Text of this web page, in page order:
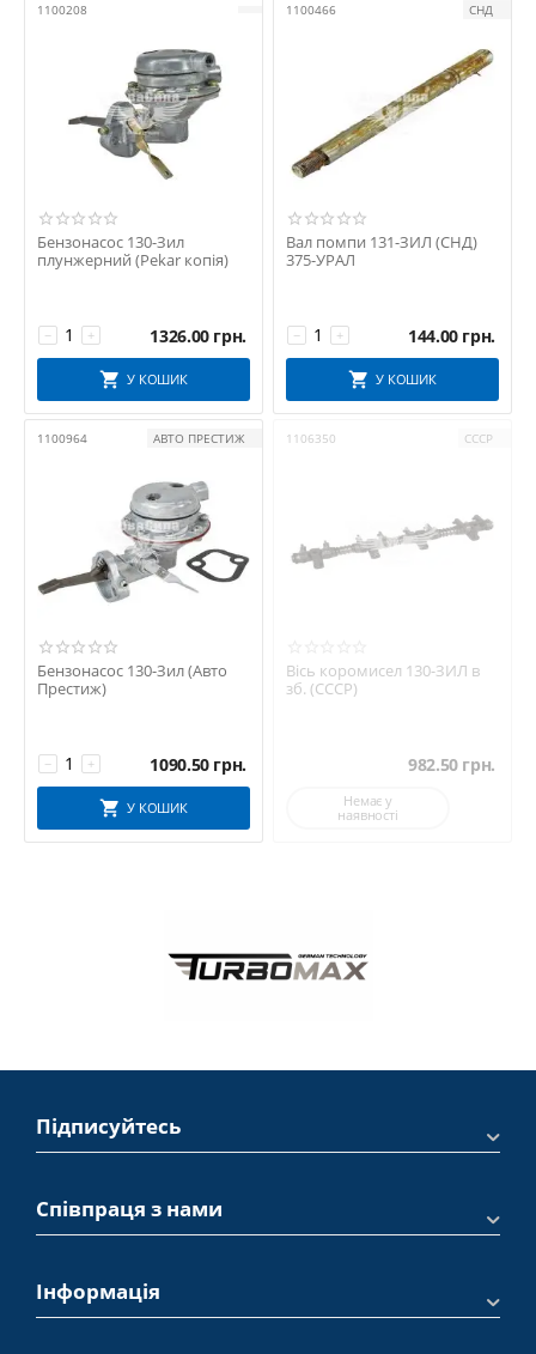
1100208
Бензонасос 130-Зил
плунжерний (Pekar копія)
+
− 1326.00 грн.
У КОШИК
1100466 СНД
Вал помпи 131-ЗИЛ (СНД)
375-УРАЛ
+
− 144.00 грн.
У КОШИК
1100964 АВТО ПРЕСТИЖ
Бензонасос 130-Зил (Авто
Престиж)
+
− 1090.50 грн.
У КОШИК
1106350 СССР
Вісь коромисел 130-ЗИЛ в
зб. (СССР)
982.50 грн.
Немає у
наявності
Підписуйтесь
Співпраця з нами
Інформація